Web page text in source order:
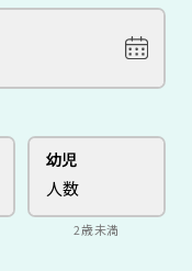
幼児
2歳未満